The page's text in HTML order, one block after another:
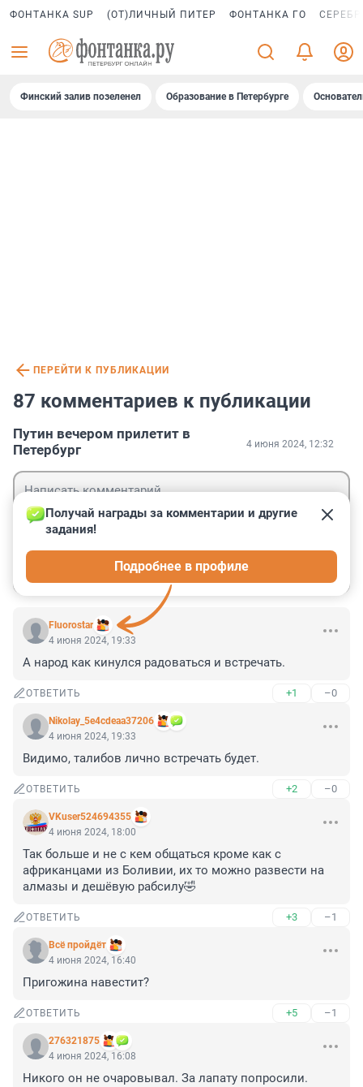
ФОНТАНКА SUP (ОТ)ЛИЧНЫЙ ПИТЕР ФОНТАНКА ГО
Финский залив позеленел Образование в Петербурге
ПЕРЕЙТИ К ПУБЛИКАЦИИ
87 комментариев к публикации
Путин вечером прилетит в
Петербург
4 июня 2024, 12:32
Fluorostar
Получай награды за комментарии и другие
задания!
Подробнее в профиле
4 июня 2024, 19:33
А народ как кинулся радоваться и встречать.
ОТВЕТИТЬ +1 –0
Nikolay_5e4cdeaa37206
4 июня 2024, 19:33
Видимо, талибов лично встречать будет.
ОТВЕТИТЬ +2 –0
VKuser524694355
4 июня 2024, 18:00
Так больше и не с кем общаться кроме как с
африканцами из Боливии, их то можно развести на
алмазы и дешёвую рабсилу🤣
ОТВЕТИТЬ +3 –1
Всё пройдёт
4 июня 2024, 16:40
Пригожина навестит?
ОТВЕТИТЬ +5 –1
276321875
4 июня 2024, 16:08
Никого он не очаровывал. За лапату попросили.